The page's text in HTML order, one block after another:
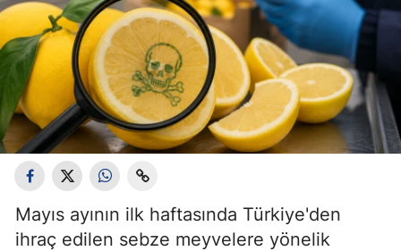
Mayıs ayının ilk haftasında Türkiye'den
ihraç edilen sebze meyvelere yönelik